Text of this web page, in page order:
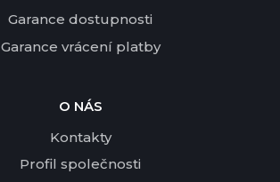
Garance dostupnosti
Garance vrácení platby
O NÁS
Kontakty
Profil společnosti